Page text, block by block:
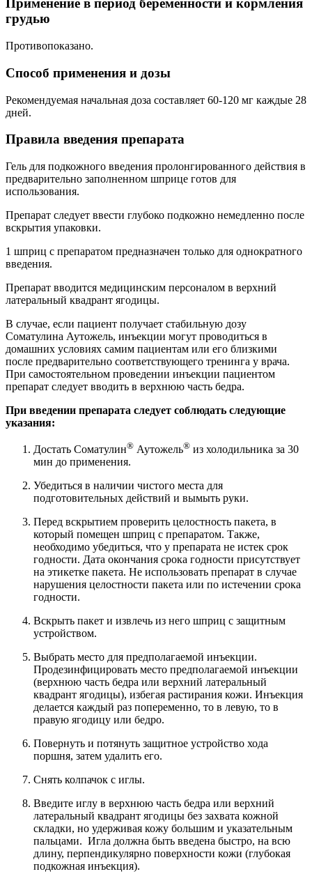
Применение в период беременности и кормления
грудью
Противопоказано.
Способ применения и дозы
Рекомендуемая начальная доза составляет 60-120 мг каждые 28
дней.
Правила введения препарата
Гель для подкожного введения пролонгированного действия в
предварительно заполненном шприце готов для
использования.
Препарат следует ввести глубоко подкожно немедленно после
вскрытия упаковки.
1 шприц с препаратом предназначен только для однократного
введения.
Препарат вводится медицинским персоналом в верхний
латеральный квадрант ягодицы.
В случае, если пациент получает стабильную дозу
Соматулина Аутожель, инъекции могут проводиться в
домашних условиях самим пациентам или его близкими
после предварительно соответствующего тренинга у врача.
При самостоятельном проведении инъекции пациентом
препарат следует вводить в верхнюю часть бедра.
При введении препарата следует соблюдать следующие
указания:
Достать Соматулин® Аутожель® из холодильника за 30
мин до применения.
Убедиться в наличии чистого места для
подготовительных действий и вымыть руки.
Перед вскрытием проверить целостность пакета, в
который помещен шприц с препаратом. Также,
необходимо убедиться, что у препарата не истек срок
годности. Дата окончания срока годности присутствует
на этикетке пакета. Не использовать препарат в случае
нарушения целостности пакета или по истечении срока
годности.
Вскрыть пакет и извлечь из него шприц с защитным
устройством.
Выбрать место для предполагаемой инъекции.
Продезинфицировать место предполагаемой инъекции
(верхнюю часть бедра или верхний латеральный
квадрант ягодицы), избегая растирания кожи. Инъекция
делается каждый раз попеременно, то в левую, то в
правую ягодицу или бедро.
Повернуть и потянуть защитное устройство хода
поршня, затем удалить его.
Снять колпачок с иглы.
Введите иглу в верхнюю часть бедра или верхний
латеральный квадрант ягодицы без захвата кожной
складки, но удерживая кожу большим и указательным
пальцами. Игла должна быть введена быстро, на всю
длину, перпендикулярно поверхности кожи (глубокая
подкожная инъекция).